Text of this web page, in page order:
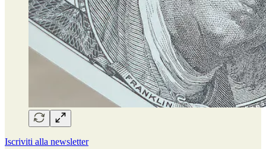
Iscriviti alla newsletter